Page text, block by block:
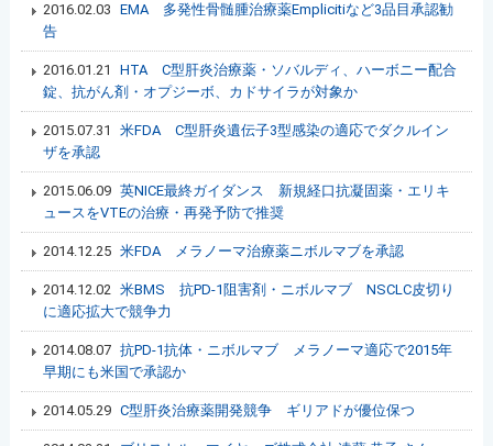
2016.02.03 EMA 多発性骨髄腫治療薬Emplicitiなど3品目承認勧
告
2016.01.21
HTA C型肝炎治療薬・ソバルディ、ハーボニー配合
錠、抗がん剤・オプジーボ、カドサイラが対象か
2015.07.31
米FDA C型肝炎遺伝子3型感染の適応でダクルイン
ザを承認
2015.06.09 英NICE最終ガイダンス 新規経口抗凝固薬・エリキ
ュースをVTEの治療・再発予防で推奨
2014.12.25 米FDA メラノーマ治療薬ニボルマブを承認
2014.12.02 米BMS 抗PD-1阻害剤・ニボルマブ NSCLC皮切り
に適応拡大で競争力
2014.08.07 抗PD-1抗体・ニボルマブ メラノーマ適応で2015年
早期にも米国で承認か
2014.05.29 C型肝炎治療薬開発競争 ギリアドが優位保つ